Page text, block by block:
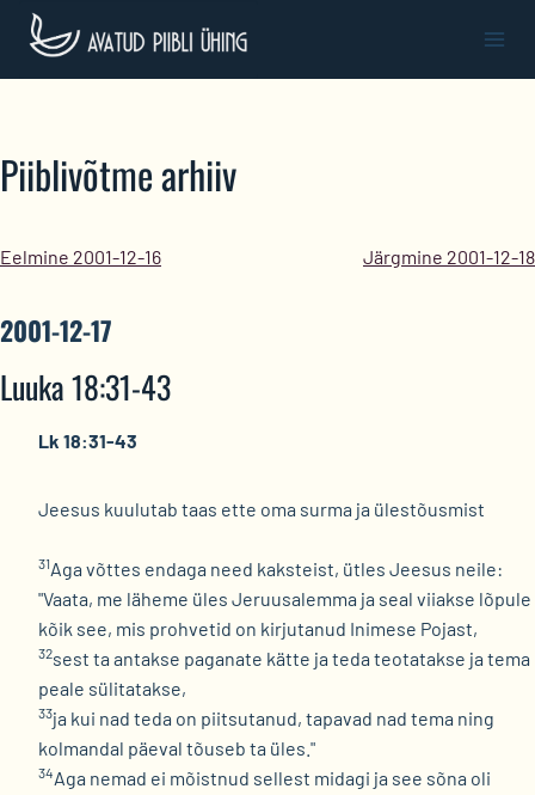
Skip
content
Piiblivõtme arhiiv
Eelmine 2001-12-16 Järgmine 2001-12-18
2001-12-17
Luuka 18:31-43
Lk 18:31-43
Jeesus kuulutab taas ette oma surma ja ülestõusmist
31Aga võttes endaga need kaksteist, ütles Jeesus neile:
"Vaata, me läheme üles Jeruusalemma ja seal viiakse lõpule
kõik see, mis prohvetid on kirjutanud Inimese Pojast,
32sest ta antakse paganate kätte ja teda teotatakse ja tema
peale sülitatakse,
33ja kui nad teda on piitsutanud, tapavad nad tema ning
kolmandal päeval tõuseb ta üles."
34Aga nemad ei mõistnud sellest midagi ja see sõna oli